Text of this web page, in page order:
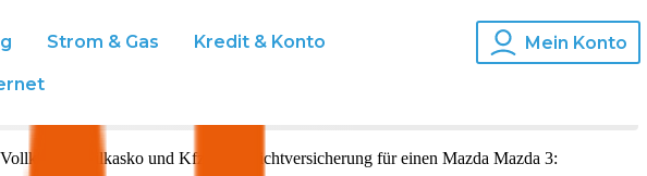
Strom & Gas Kredit & Konto Mein Konto
Teilkasko und Kfz-Haftpflichtversicherung für einen Mazda Mazda 3: